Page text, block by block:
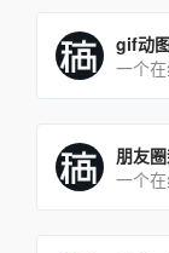
gif动
一个
朋友
一个